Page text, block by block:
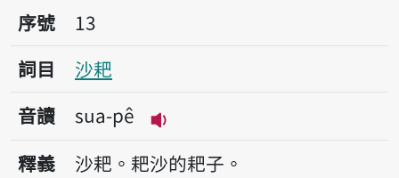
序號13沙耙
序號
13
詞目
沙耙
音讀
sua-pê
播放音讀sua-pê
釋義
沙耙。耙沙的耙子。